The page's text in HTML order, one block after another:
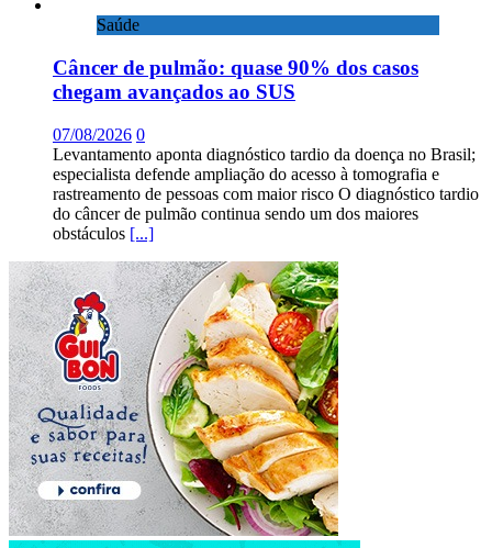
Saúde
Câncer de pulmão: quase 90% dos casos
chegam avançados ao SUS
07/08/2026 0
Levantamento aponta diagnóstico tardio da doença no Brasil;
especialista defende ampliação do acesso à tomografia e
rastreamento de pessoas com maior risco O diagnóstico tardio
do câncer de pulmão continua sendo um dos maiores
obstáculos [...]